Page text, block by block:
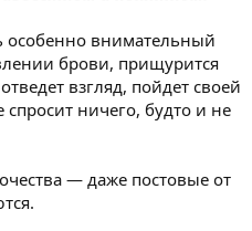
особенно внимательный
брови, прищурится
взгляд, пойдет своей
ничего, будто и не
— даже постовые от